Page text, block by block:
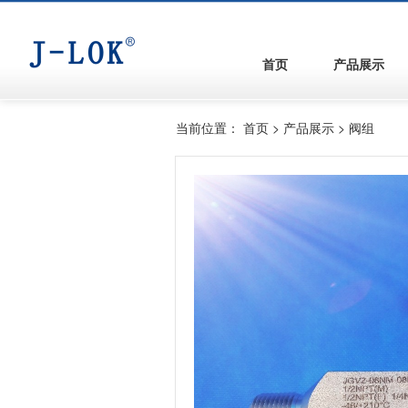
首页 产品展示
当前位置： 首页 > 产品展示 > 阀组